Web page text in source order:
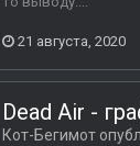
21 августа, 2020
Dead Air -
Кот-Бегимот